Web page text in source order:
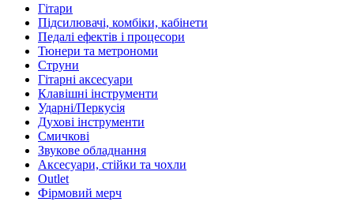
Гітари
Підсилювачі, комбіки, кабінети
Педалі ефектів і процесори
Тюнери та метрономи
Струни
Гітарні аксесуари
Клавішні інструменти
Ударні/Перкусія
Духові інструменти
Смичкові
Звукове обладнання
Аксесуари, стійки та чохли
Outlet
Фірмовий мерч